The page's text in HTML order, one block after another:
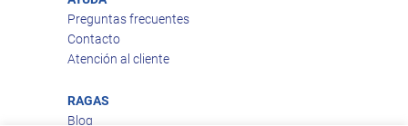
Preguntas frecuentes
Contacto
Atención al cliente
RAGAS
Blog